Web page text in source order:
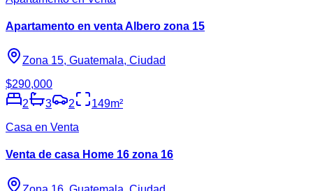
Apartamento en venta Albero zona 15
Zona 15, Guatemala, Ciudad
$290,000
2
3 2 149m²
Casa en Venta
Venta de casa Home 16 zona 16